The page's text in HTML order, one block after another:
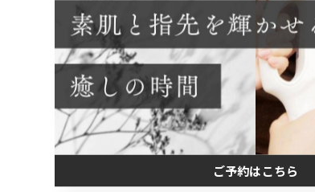
ご予約はこちら